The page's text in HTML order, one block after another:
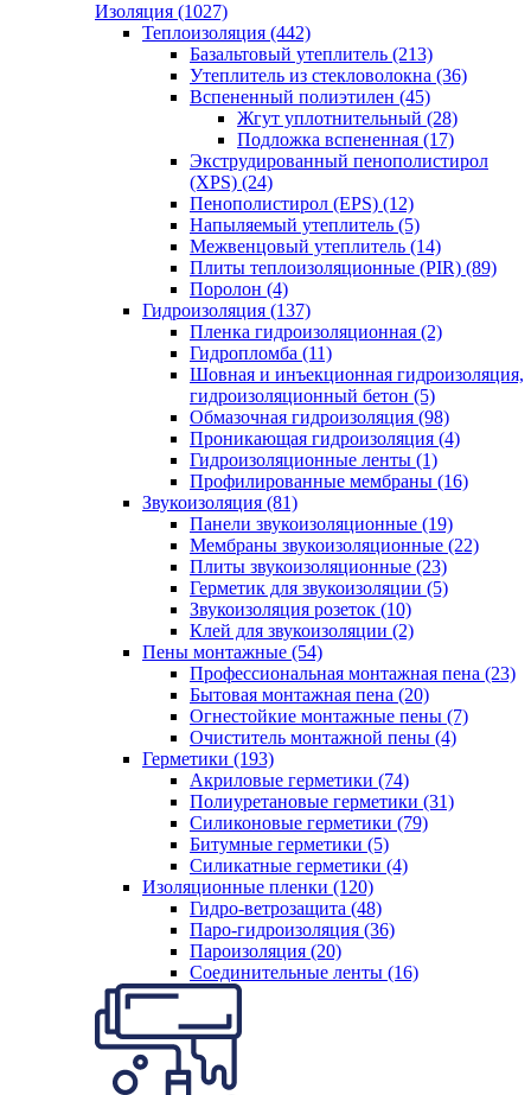
Изоляция (1027)
Теплоизоляция (442)
Базальтовый утеплитель (213)
Утеплитель из стекловолокна (36)
Вспененный полиэтилен (45)
Жгут уплотнительный (28)
Подложка вспененная (17)
Экструдированный пенополистирол
(XPS) (24)
Пенополистирол (EPS) (12)
Напыляемый утеплитель (5)
Межвенцовый утеплитель (14)
Плиты теплоизоляционные (PIR) (89)
Поролон (4)
Гидроизоляция (137)
Пленка гидроизоляционная (2)
Гидропломба (11)
Шовная и инъекционная гидроизоляция,
гидроизоляционный бетон (5)
Обмазочная гидроизоляция (98)
Проникающая гидроизоляция (4)
Гидроизоляционные ленты (1)
Профилированные мембраны (16)
Звукоизоляция (81)
Панели звукоизоляционные (19)
Мембраны звукоизоляционные (22)
Плиты звукоизоляционные (23)
Герметик для звукоизоляции (5)
Звукоизоляция розеток (10)
Клей для звукоизоляции (2)
Пены монтажные (54)
Профессиональная монтажная пена (23)
Бытовая монтажная пена (20)
Огнестойкие монтажные пены (7)
Очиститель монтажной пены (4)
Герметики (193)
Акриловые герметики (74)
Полиуретановые герметики (31)
Силиконовые герметики (79)
Битумные герметики (5)
Силикатные герметики (4)
Изоляционные пленки (120)
Гидро-ветрозащита (48)
Паро-гидроизоляция (36)
Пароизоляция (20)
Соединительные ленты (16)